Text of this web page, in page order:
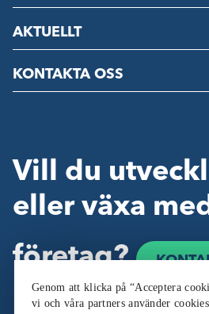
AKTUELLT
KONTAKTA OSS
Vill du
eller växa
företag?
Genom att klicka på “Acceptera
vi och våra partners använder